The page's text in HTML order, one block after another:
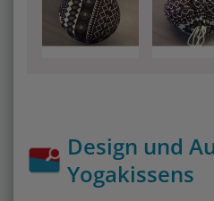
Design und
Yogakissens